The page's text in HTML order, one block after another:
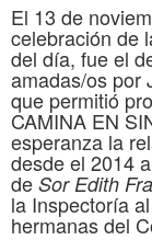
El 13 de
celebración de
del día, fue el
amadas/os por
que permitió
CAMINA EN
esperanza la
desde el 2014
de Sor Edith
la Inspectoría
hermanas del